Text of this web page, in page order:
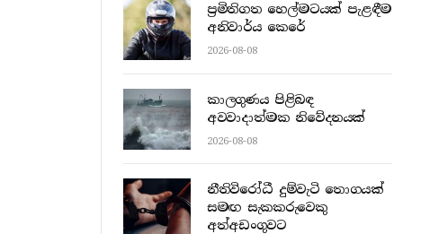
ප්‍රමිතිගත හෙල්මටයක් පැළඳීම
අනිවාර්ය කෙරේ
2026-08-08
කාලගුණය පිළිබඳ
අවවාදාත්මක නිවේදනයක්
2026-08-08
නීතිවිරෝධී දුම්වැටි තොගයක්
සමඟ සැකකරුවෙකු
අත්අඩංගුවට